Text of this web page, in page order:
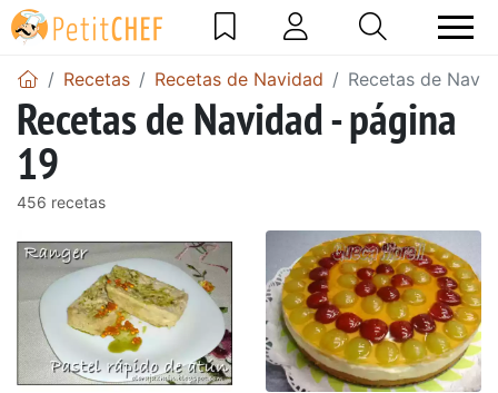
Recetas Recetas de Navidad Recetas de
Recetas de Navidad - página
19
456 recetas